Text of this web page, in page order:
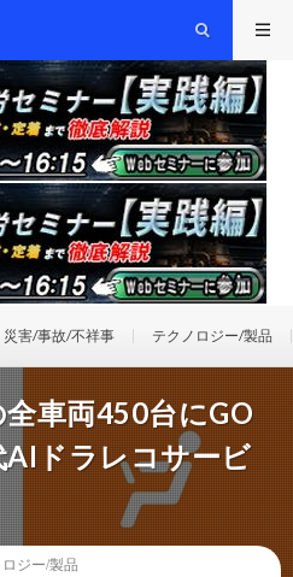
災害/事故/不祥事 テクノロジー/製品
車両450台にGO
AIドラレコサービ
ジー/製品